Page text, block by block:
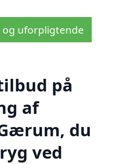
og uforpligtende
på
af
du
ved